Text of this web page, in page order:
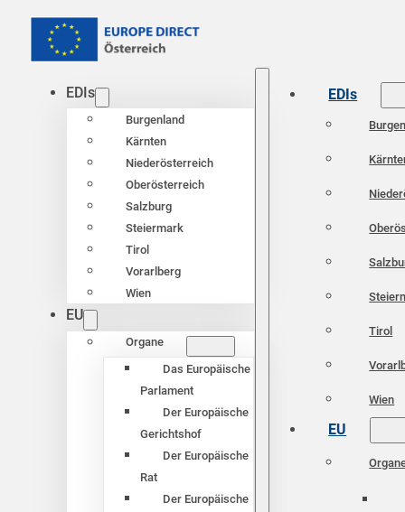
EDIs
Burgenland
Kärnten
Niederösterreich
Oberösterreich
Salzburg
Steiermark
Tirol
Vorarlberg
Wien
EU
Organe
Das Europäische
Parlament
Der Europäische
Gerichtshof
Der Europäische
Rat
Der Europäische
EDIs
Tirol
Wien
EU